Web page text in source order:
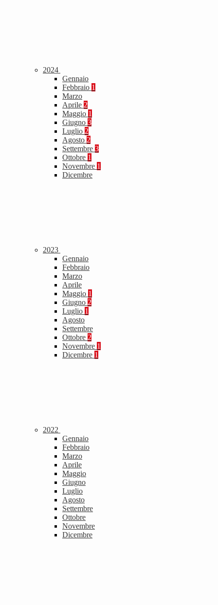
2024
Gennaio
Febbraio 1
Marzo
Aprile 2
Maggio 1
Giugno 3
Luglio 2
Agosto 2
Settembre 3
Ottobre 1
Novembre 1
Dicembre
2023
Gennaio
Febbraio
Marzo
Aprile
Maggio 1
Giugno 2
Luglio 1
Agosto
Settembre
Ottobre 2
Novembre 1
Dicembre 1
2022
Gennaio
Febbraio
Marzo
Aprile
Maggio
Giugno
Luglio
Agosto
Settembre
Ottobre
Novembre
Dicembre